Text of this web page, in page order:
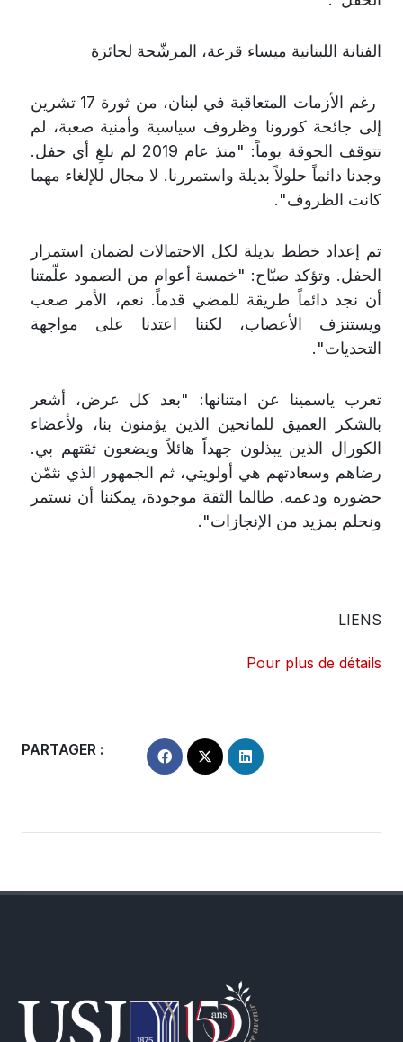
الفنانة اللبنانية ميساء قرعة، المرشّحة لجائزة
رغم الأزمات المتعاقبة في لبنان، من ثورة 17 تشرين
إلى جائحة كورونا وظروف سياسية وأمنية صعبة، لم
تتوقف الجوقة يوماً: "منذ عام 2019 لم نلغِ أي حفل.
وجدنا دائماً حلولاً بديلة واستمررنا. لا مجال للإلغاء مهما
كانت الظروف"
.
تم إعداد خطط بديلة لكل الاحتمالات لضمان استمرار
الحفل. وتؤكد صبّاح: "خمسة أعوام من الصمود علّمتنا
أن نجد دائماً طريقة للمضي قدماً. نعم، الأمر صعب
ويستنزف الأعصاب، لكننا اعتدنا على مواجهة
التحديات"
.
تعرب ياسمينا عن امتنانها: "بعد كل عرض، أشعر
بالشكر العميق للمانحين الذين يؤمنون بنا، ولأعضاء
الكورال الذين يبذلون جهداً هائلاً ويضعون ثقتهم بي.
رضاهم وسعادتهم هي أولويتي، ثم الجمهور الذي نثمّن
حضوره ودعمه. طالما الثقة موجودة، يمكننا أن نستمر
ونحلم بمزيد من الإنجازات"
.
LIENS
Pour plus de détails
PARTAGER :